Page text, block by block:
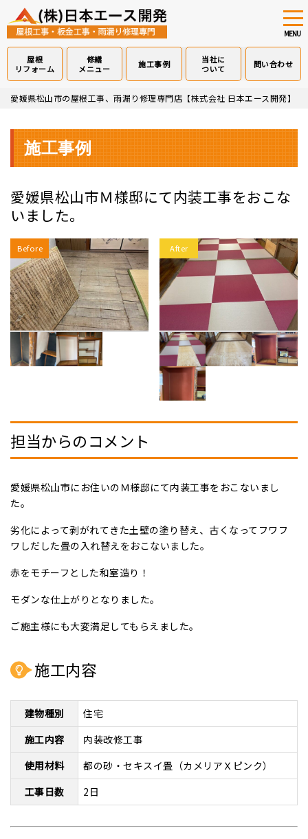
Skip
content
MENU
屋根
リフォーム
修繕
メニュー
施工事例
当社に
ついて
問い合わせ
愛媛県松山市の屋根工事、雨漏り修理専門店【株式会社 日本エース開発】
施工事例
愛媛県松山市Ｍ様邸にて内装工事をおこな
いました。
Before After
担当からのコメント
愛媛県松山市にお住いのＭ様邸にて内装工事をおこないまし
た。
劣化によって剥がれてきた土壁の塗り替え、古くなってフワフ
ワしだした畳の入れ替えをおこないました。
赤をモチーフとした和室造り！
モダンな仕上がりとなりました。
ご施主様にも大変満足してもらえました。
施工内容
建物種別
住宅
施工内容
内装改修工事
使用材料
都の砂・セキスイ畳（カメリアＸピンク）
工事日数
2日